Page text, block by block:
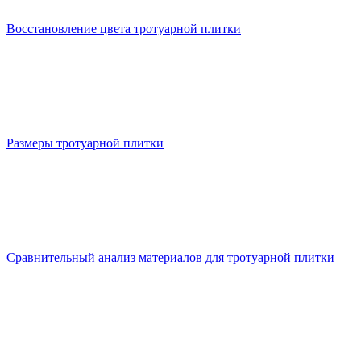
Восстановление цвета тротуарной плитки
Размеры тротуарной плитки
Сравнительный анализ материалов для тротуарной плитки